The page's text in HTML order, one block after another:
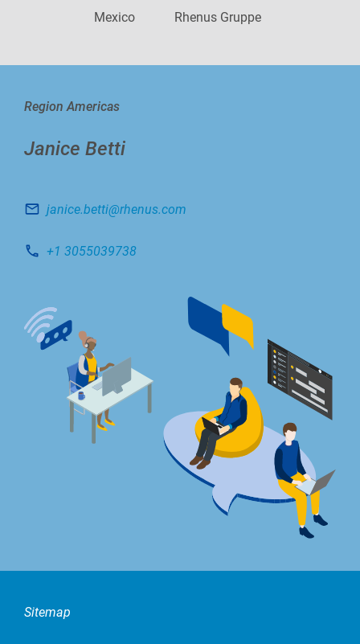
Mexico
Rhenus Gruppe
Region Americas
Janice Betti
janice.betti@rhenus.com
+1 3055039738
Sitemap